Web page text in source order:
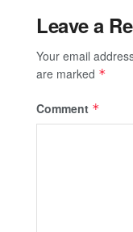
Leave a
Your email
are marked *
Comment *